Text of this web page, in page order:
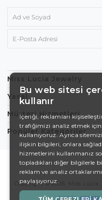
Miss Lucia Jewelry
Yasal
Müşteri Hizmetleri
Popüler Kategoriler
Copyright © 2026, Miss
Bu web sitesi
kullanır
İçeriği, reklamları
trafiğimizi analiz etmek için
kullanıyoruz. Ayrıca
ilişkin bilgileri, onlara
hizmetlerini kullanmanız
topladıkları diğer bilgilerle
reklam ve analiz
paylaşıyoruz.